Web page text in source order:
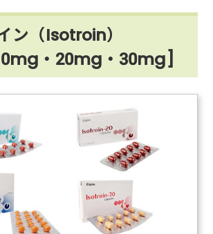
ン（Isotroin）
・20mg・30mg]